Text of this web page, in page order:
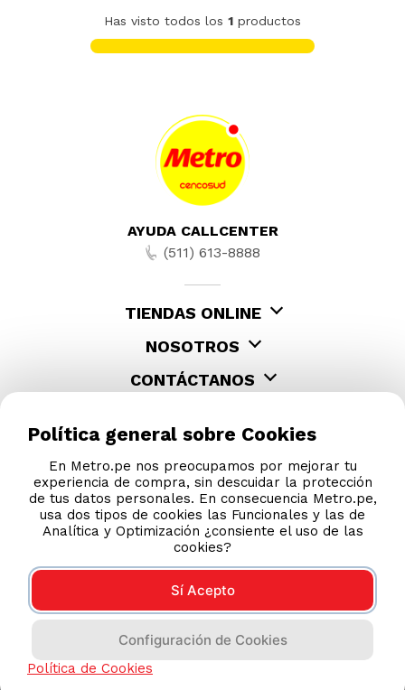
Has visto todos los 1 productos
AYUDA CALLCENTER
(511) 613-8888
TIENDAS ONLINE
NOSOTROS
CONTÁCTANOS
COMPRAS 100% SEGURAS
Esta tienda usa Niubiz para realizar transacciones
electrónicas.
Política general sobre Cookies
En Metro.pe nos preocupamos por mejorar tu
experiencia de compra, sin descuidar la protección
de tus datos personales. En consecuencia Metro.pe,
usa dos tipos de cookies las Funcionales y las de
Analítica y Optimización ¿consiente el uso de las
cookies?
Sí Acepto
Configuración de Cookies
Política de Cookies